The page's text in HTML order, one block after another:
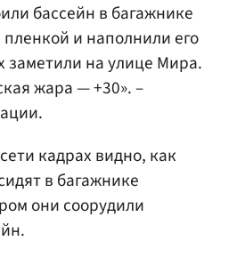
бассейн в багажнике
и наполнили его
на улице Мира.
жара — +30». –
кадрах видно, как
в багажнике
они соорудили